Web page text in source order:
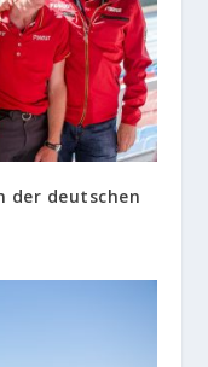
der deutschen